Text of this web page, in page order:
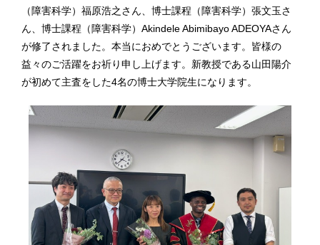
（障害科学）福原浩之さん、博士課程（障害科学）張文玉さ
ん、博士課程（障害科学）Akindele Abimibayo ADEOYAさん
が修了されました。本当におめでとうございます。皆様の
益々のご活躍をお祈り申し上げます。新教授である山田陽介
が初めて主査をした4名の博士大学院生になります。